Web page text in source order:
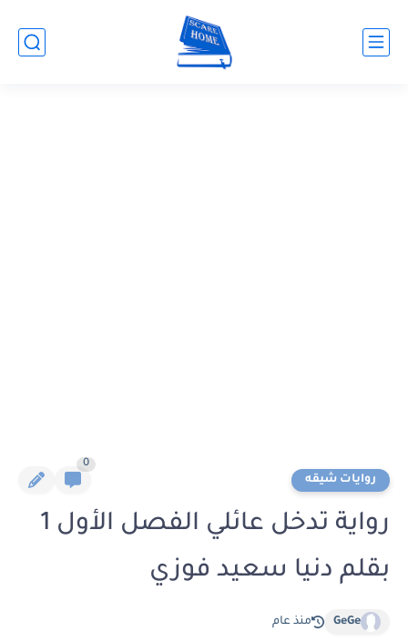
روايات شيقه
0
رواية تدخل عائلي الفصل الأول 1
بقلم دنيا سعيد فوزي
GeGe منذ عام